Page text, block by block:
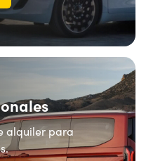
alquiler para